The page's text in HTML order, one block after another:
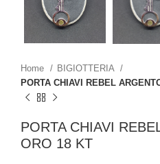
Home
BIGIOTTERIA
PORTA CHIAVI REBEL
PORTA CHIAVI
ORO 18 KT